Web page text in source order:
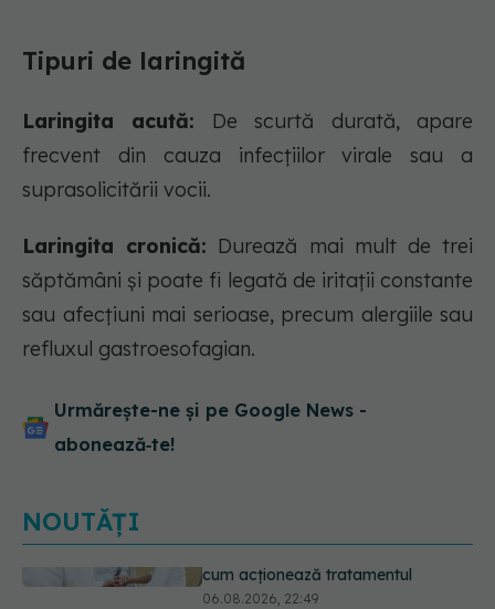
Tipuri de laringită
Laringita acută: De scurtă durată, apare
frecvent din cauza infecțiilor virale sau a
suprasolicitării vocii.
Laringita cronică: Durează mai mult de trei
săptămâni și poate fi legată de iritații constante
sau afecțiuni mai serioase, precum alergiile sau
refluxul gastroesofagian.
Urmărește-ne și pe Google News -
abonează‑te!
NOUTĂȚI
EXCLUSIV De ce unele paciente